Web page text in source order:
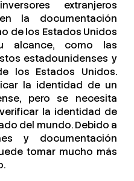
extranjeros
la documentación
de los Estados Unidos
alcance, como las
estadounidenses y
los Estados Unidos.
la identidad de un
pero se necesita
la identidad de
del mundo. Debido a
y documentación
tomar mucho más